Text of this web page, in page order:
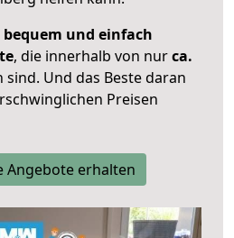
bequem und einfach
, die innerhalb von nurca.
sind. Und das Beste daran
Preisen
Angebote erhalten